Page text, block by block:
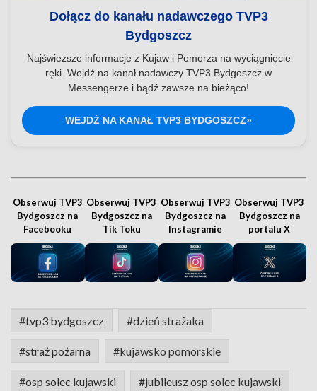
Dołącz do kanału nadawczego TVP3
Bydgoszcz
Najświeższe informacje z Kujaw i Pomorza na wyciągnięcie
ręki. Wejdź na kanał nadawczy TVP3 Bydgoszcz w
Messengerze i bądź zawsze na bieżąco!
WEJDŹ NA KANAŁ TVP3 BYDGOSZCZ»
Obserwuj TVP3
Bydgoszcz na
Facebooku
Obserwuj TVP3
Bydgoszcz na
Tik Toku
Obserwuj TVP3
Bydgoszcz na
Instagramie
Obserwuj TVP3
Bydgoszcz na
portalu X
#tvp3 bydgoszcz #dzień strażaka
#straż pożarna #kujawsko pomorskie
#osp solec kujawski #jubileusz osp solec kujawski